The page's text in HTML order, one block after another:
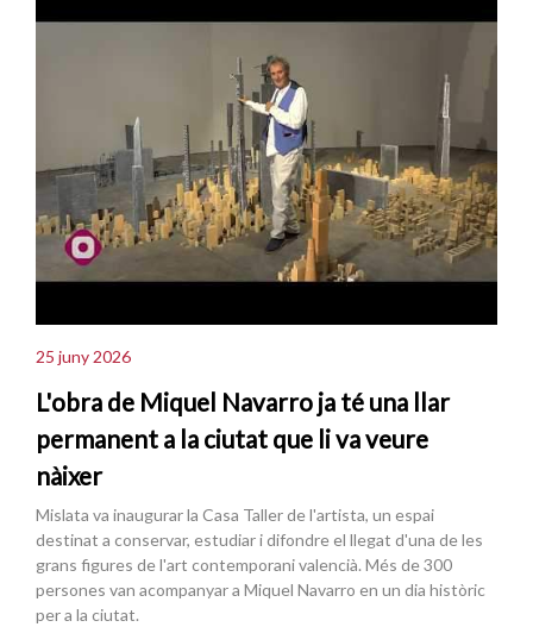
25 juny 2026
L'obra de Miquel Navarro ja té una llar
permanent a la ciutat que li va veure
nàixer
Mislata va inaugurar la Casa Taller de l'artista, un espai
destinat a conservar, estudiar i difondre el llegat d'una de les
grans figures de l'art contemporani valencià. Més de 300
persones van acompanyar a Miquel Navarro en un dia històric
per a la ciutat.